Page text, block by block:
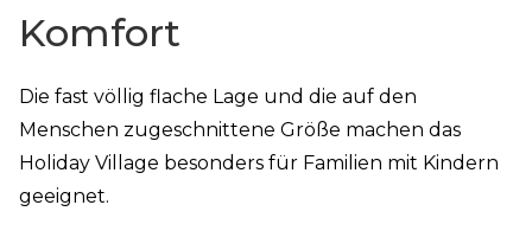
Komfort
Die fast völlig flache Lage und die auf den
Menschen zugeschnittene Größe machen das
Holiday Village besonders für Familien mit Kindern
geeignet.